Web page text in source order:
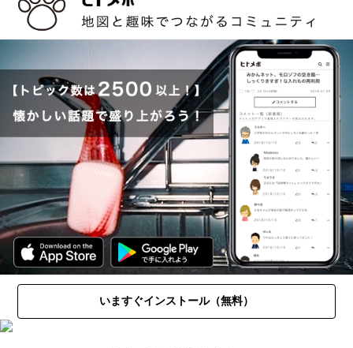
いますぐインストール（無料）